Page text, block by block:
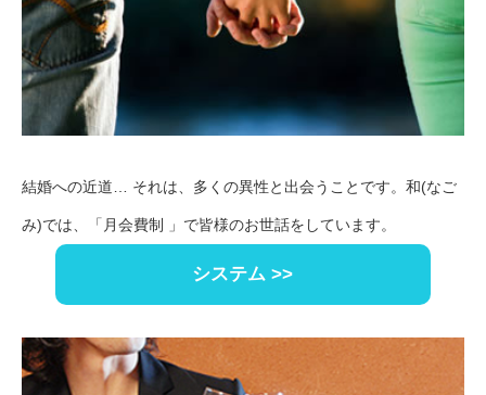
結婚への近道… それは、多くの異性と出会うことです。和(なご
み)では、「月会費制 」で皆様のお世話をしています。
システム >>